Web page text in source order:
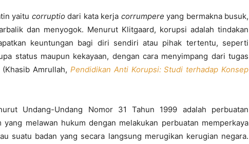
yaitu corruptiodari kata kerja corrumpereyang bermakna busuk,
dan menyogok. Menurut Klitgaard, korupsi adalah tindakan
keuntungan bagi diri sendiri atau pihak tertentu, seperti
status maupun kekayaan, dengan cara menyimpang dari tugas
Amrullah, Pendidikan Anti Korupsi: Studi terhadap Konsep
Undang-Undang Nomor 31 Tahun 1999 adalah perbuatan
yang melawan hukum dengan melakukan perbuatan memperkaya
suatu badan yang secara langsung merugikan kerugian negara.